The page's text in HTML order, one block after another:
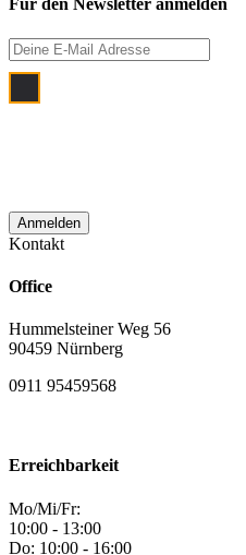
Für den Newsletter anmelden
Kontakt
Office
Hummelsteiner Weg 56
90459 Nürnberg
0911 95459568
Erreichbarkeit
Mo/Mi/Fr:
10:00 - 13:00
Do: 10:00 - 16:00